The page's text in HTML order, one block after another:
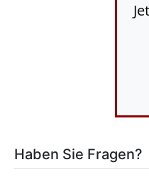
Haben Sie Fragen?